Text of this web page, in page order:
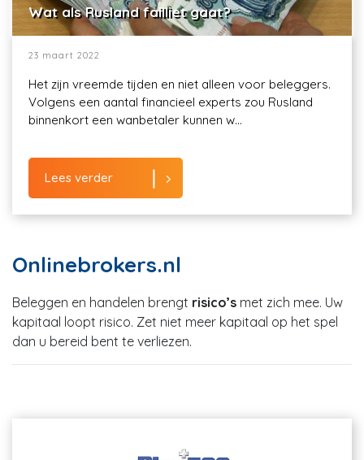
Wat als Rusland failliet gaat?
23 maart 2022
Het zijn vreemde tijden en niet alleen voor beleggers.
Volgens een aantal financieel experts zou Rusland
binnenkort een wanbetaler kunnen w...
Lees verder
Onlinebrokers.nl
Beleggen en handelen brengt risico’s met zich mee. Uw
kapitaal loopt risico. Zet niet meer kapitaal op het spel
dan u bereid bent te verliezen.